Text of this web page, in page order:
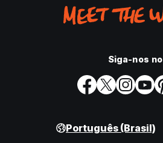
Siga-nos no
Português (Brasil)